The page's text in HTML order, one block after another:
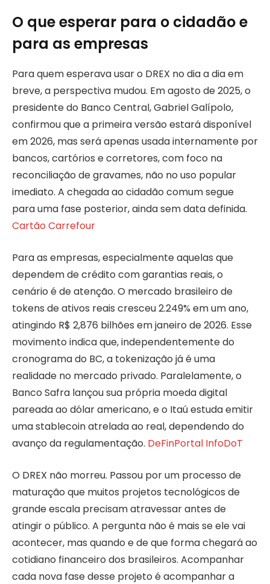
O que esperar para o cidadão e
para as empresas
Para quem esperava usar o DREX no dia a dia em
breve, a perspectiva mudou. Em agosto de 2025, o
presidente do Banco Central, Gabriel Galípolo,
confirmou que a primeira versão estará disponível
em 2026, mas será apenas usada internamente por
bancos, cartórios e corretores, com foco na
reconciliação de gravames, não no uso popular
imediato. A chegada ao cidadão comum segue
para uma fase posterior, ainda sem data definida.
Cartão Carrefour
Para as empresas, especialmente aquelas que
dependem de crédito com garantias reais, o
cenário é de atenção. O mercado brasileiro de
tokens de ativos reais cresceu 2.249% em um ano,
atingindo R$ 2,876 bilhões em janeiro de 2026. Esse
movimento indica que, independentemente do
cronograma do BC, a tokenização já é uma
realidade no mercado privado. Paralelamente, o
Banco Safra lançou sua própria moeda digital
pareada ao dólar americano, e o Itaú estuda emitir
uma stablecoin atrelada ao real, dependendo do
avanço da regulamentação. DeFinPortal InfoDoT
O DREX não morreu. Passou por um processo de
maturação que muitos projetos tecnológicos de
grande escala precisam atravessar antes de
atingir o público. A pergunta não é mais se ele vai
acontecer, mas quando e de que forma chegará ao
cotidiano financeiro dos brasileiros. Acompanhar
cada nova fase desse projeto é acompanhar a